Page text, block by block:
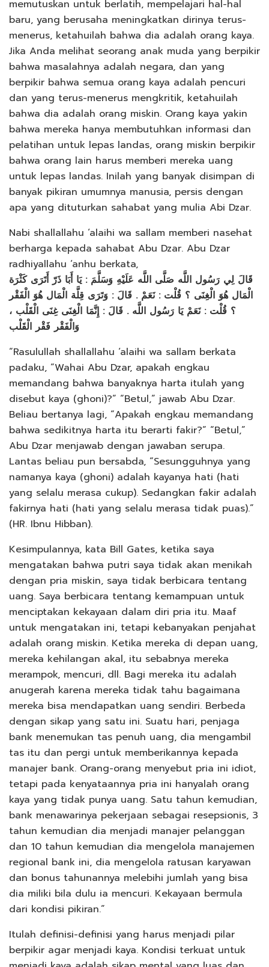
memutuskan untuk berlatih, mempelajari hal-hal
baru, yang berusaha meningkatkan dirinya terus-
menerus, ketahuilah bahwa dia adalah orang kaya.
Jika Anda melihat seorang anak muda yang berpikir
bahwa masalahnya adalah negara, dan yang
berpikir bahwa semua orang kaya adalah pencuri
dan yang terus-menerus mengkritik, ketahuilah
bahwa dia adalah orang miskin. Orang kaya yakin
bahwa mereka hanya membutuhkan informasi dan
pelatihan untuk lepas landas, orang miskin berpikir
bahwa orang lain harus memberi mereka uang
untuk lepas landas. Inilah yang banyak disimpan di
banyak pikiran umumnya manusia, persis dengan
apa yang dituturkan sahabat yang mulia Abi Dzar.
Nabi shallallahu ‘alaihi wa sallam memberi nasehat
berharga kepada sahabat Abu Dzar. Abu Dzar
radhiyallahu ‘anhu berkata,
قَالَ لِي رَسُول اللَّه صَلَّى اللَّه عَلَيْهِ وَسَلَّمَ : يَا أَبَا ذَرّ أَتَرَى كَثْرَة
الْمَال هُوَ الْغِنَى ؟ قُلْت : نَعَمْ . قَالَ : وَتَرَى قِلَّة الْمَال هُوَ الْفَقْر
؟ قُلْت : نَعَمْ يَا رَسُول اللَّه . قَالَ : إِنَّمَا الْغِنَى غِنَى الْقَلْب ،
وَالْفَقْر فَقْر الْقَلْب
“Rasulullah shallallahu ‘alaihi wa sallam berkata
padaku, “Wahai Abu Dzar, apakah engkau
memandang bahwa banyaknya harta itulah yang
disebut kaya (ghoni)?” “Betul,” jawab Abu Dzar.
Beliau bertanya lagi, “Apakah engkau memandang
bahwa sedikitnya harta itu berarti fakir?” “Betul,”
Abu Dzar menjawab dengan jawaban serupa.
Lantas beliau pun bersabda, “Sesungguhnya yang
namanya kaya (ghoni) adalah kayanya hati (hati
yang selalu merasa cukup). Sedangkan fakir adalah
fakirnya hati (hati yang selalu merasa tidak puas).”
(HR. Ibnu Hibban).
Kesimpulannya, kata Bill Gates, ketika saya
mengatakan bahwa putri saya tidak akan menikah
dengan pria miskin, saya tidak berbicara tentang
uang. Saya berbicara tentang kemampuan untuk
menciptakan kekayaan dalam diri pria itu. Maaf
untuk mengatakan ini, tetapi kebanyakan penjahat
adalah orang miskin. Ketika mereka di depan uang,
mereka kehilangan akal, itu sebabnya mereka
merampok, mencuri, dll. Bagi mereka itu adalah
anugerah karena mereka tidak tahu bagaimana
mereka bisa mendapatkan uang sendiri. Berbeda
dengan sikap yang satu ini. Suatu hari, penjaga
bank menemukan tas penuh uang, dia mengambil
tas itu dan pergi untuk memberikannya kepada
manajer bank. Orang-orang menyebut pria ini idiot,
tetapi pada kenyataannya pria ini hanyalah orang
kaya yang tidak punya uang. Satu tahun kemudian,
bank menawarinya pekerjaan sebagai resepsionis, 3
tahun kemudian dia menjadi manajer pelanggan
dan 10 tahun kemudian dia mengelola manajemen
regional bank ini, dia mengelola ratusan karyawan
dan bonus tahunannya melebihi jumlah yang bisa
dia miliki bila dulu ia mencuri. Kekayaan bermula
dari kondisi pikiran.”
Itulah definisi-definisi yang harus menjadi pilar
berpikir agar menjadi kaya. Kondisi terkuat untuk